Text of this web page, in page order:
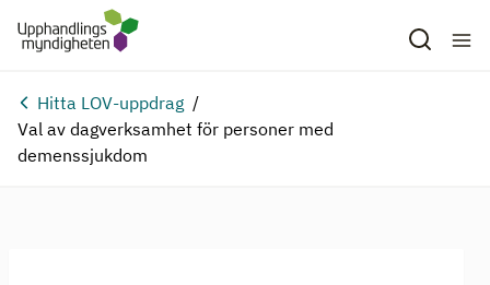
Hitta LOV-uppdrag
Val av dagverksamhet för personer med
demenssjukdom